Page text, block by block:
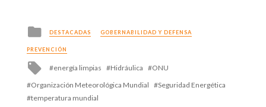
Posted
in
DESTACADAS GOBERNABILIDAD Y DEFENSA
PREVENCIÓN
Tagged
energía limpias Hidráulica
ONU
Organización Meteorológica Mundial
Seguridad Energética
temperatura mundial